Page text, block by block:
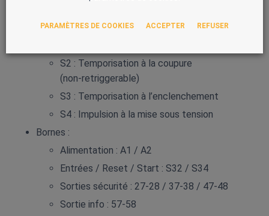
Modes de temporisation
S2 : Temporisation à la coupure
(non‑retriggerable)
S3 : Temporisation à l’enclenchement
S4 : Impulsion à la mise sous tension
Bornes :
Alimentation : A1 / A2
Entrées / Reset / Start : S32 / S34
Sorties sécurité : 27‑28 / 37‑38 / 47‑48
Sortie info : 57‑58
PARAMÈTRES DE COOKIES ACCEPTER REFUSER